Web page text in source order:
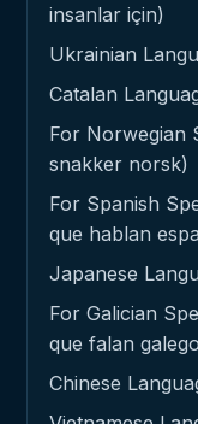
insanlar için)
Ukrainian
Catalan
For Norwegian
snakker norsk)
For Spanish
que hablan
Japanese
For Galician
que falan
Chinese